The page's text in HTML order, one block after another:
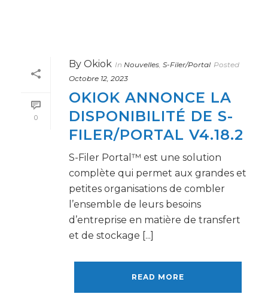
0
By Okiok In Nouvelles, S-Filer/Portal Posted
Octobre 12, 2023
OKIOK ANNONCE LA
DISPONIBILITÉ DE S-
FILER/PORTAL V4.18.2
S-Filer Portal™ est une solution
complète qui permet aux grandes et
petites organisations de combler
l’ensemble de leurs besoins
d’entreprise en matière de transfert
et de stockage [...]
READ MORE